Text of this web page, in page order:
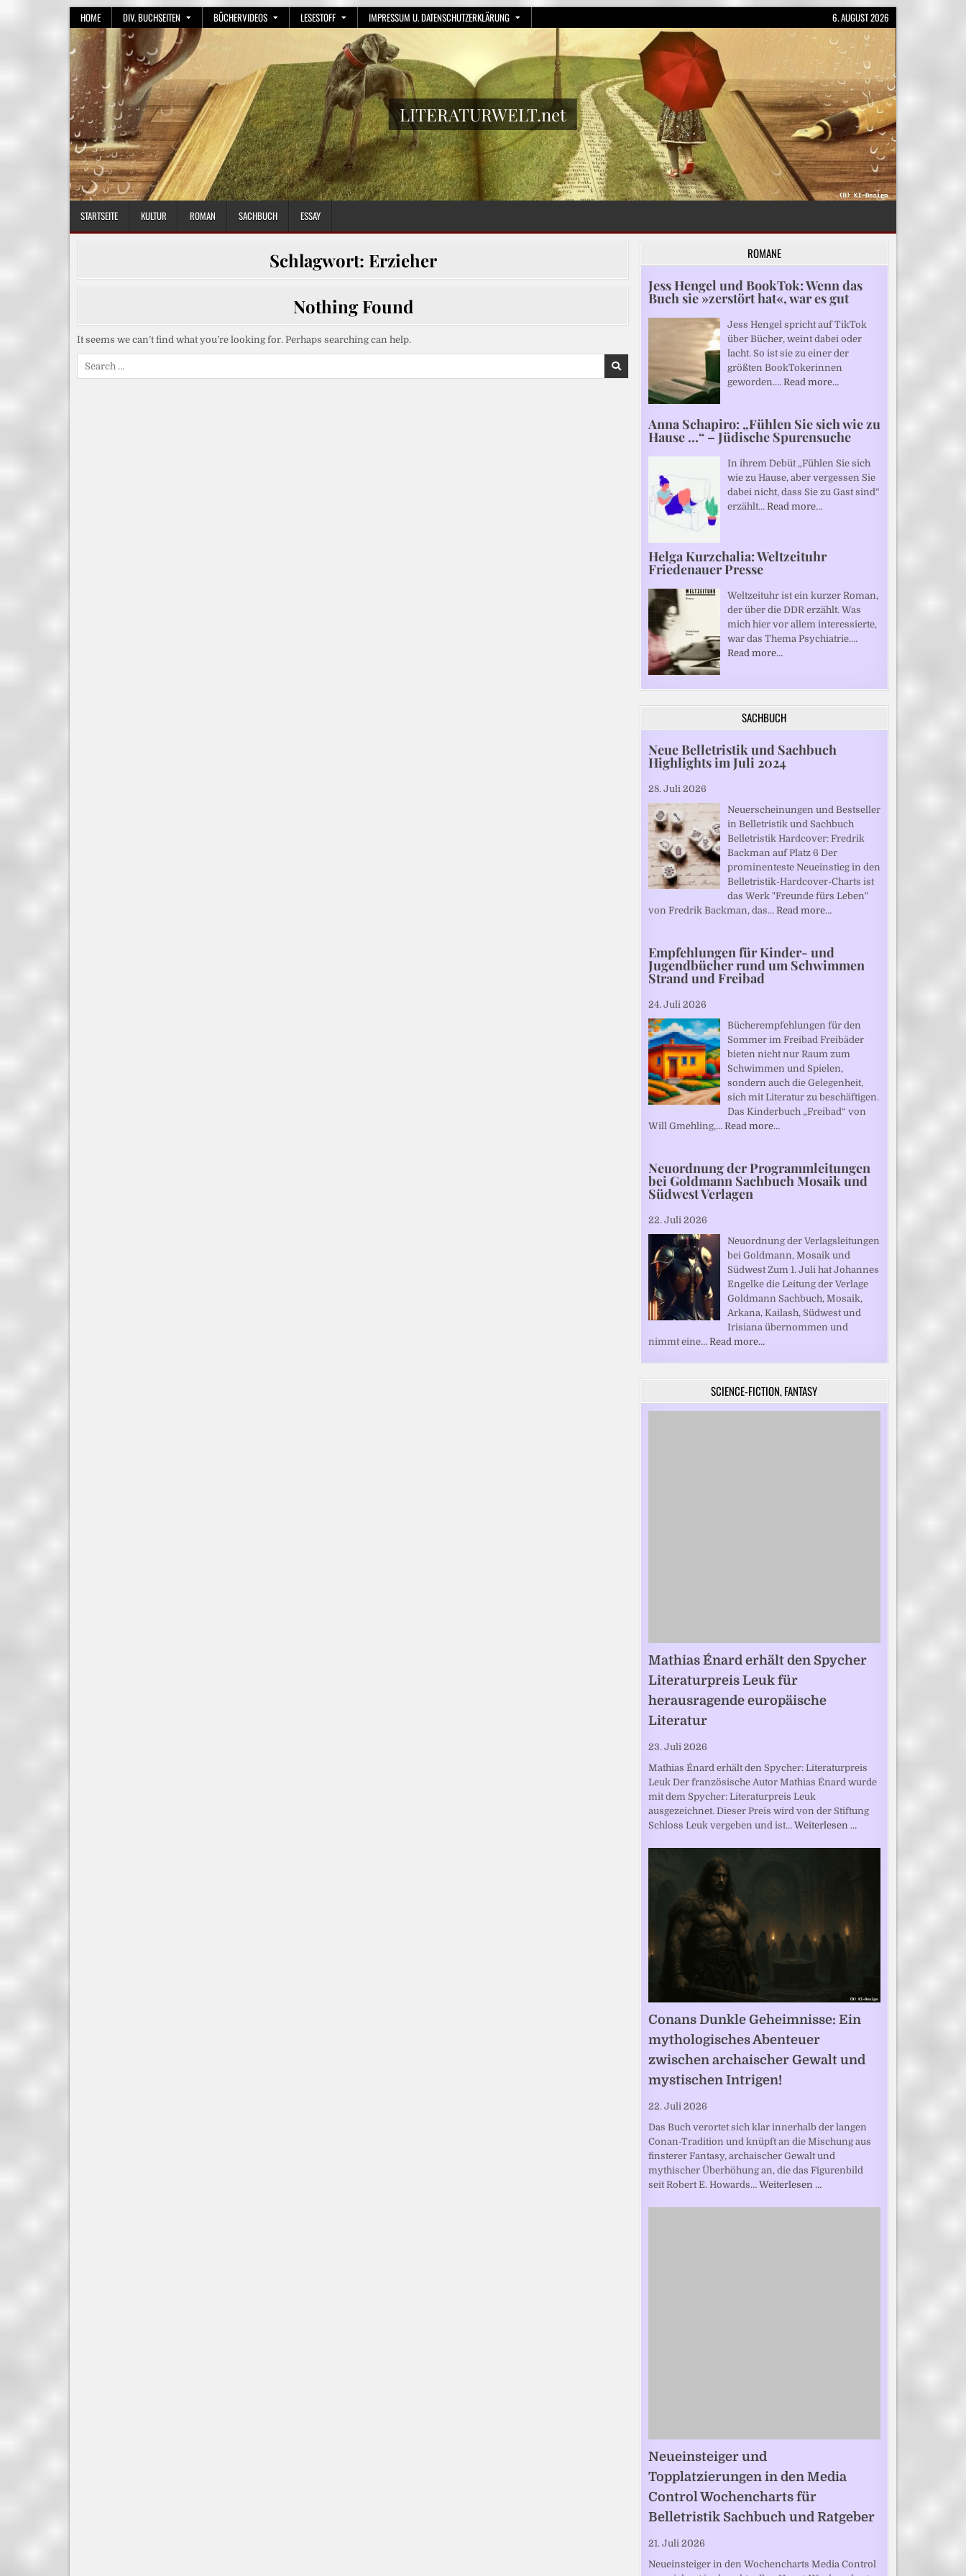
HOME DIV. BUCHSEITEN BÜCHERVIDEOS LESESTOFF IMPRESSUM U. DATENSCHUTZERKLÄRUNG 6. AUGUST 2026
LITERATURWELT.net
STARTSEITE KULTUR ROMAN SACHBUCH ESSAY
Schlagwort: Erzieher
Nothing Found
It seems we can’t find what you’re looking for. Perhaps searching can help.
ROMANE
Jess Hengel und BookTok: Wenn das
Buch sie »zerstört hat«, war es gut
Jess Hengel spricht auf TikTok
über Bücher, weint dabei oder
lacht. So ist sie zu einer der
größten BookTokerinnen
geworden.… Read more…
Anna Schapiro: „Fühlen Sie sich wie zu
Hause …“ – Jüdische Spurensuche
In ihrem Debüt „Fühlen Sie sich
wie zu Hause, aber vergessen Sie
dabei nicht, dass Sie zu Gast sind“
erzählt… Read more…
Helga Kurzchalia: Weltzeituhr
Friedenauer Presse
Weltzeituhr ist ein kurzer Roman,
der über die DDR erzählt. Was
mich hier vor allem interessierte,
war das Thema Psychiatrie.…
Read more…
SACHBUCH
Neue Belletristik und Sachbuch
Highlights im Juli 2024
28. Juli 2026
Neuerscheinungen und Bestseller
in Belletristik und Sachbuch
Belletristik Hardcover: Fredrik
Backman auf Platz 6 Der
prominenteste Neueinstieg in den
Belletristik-Hardcover-Charts ist
das Werk "Freunde fürs Leben"
von Fredrik Backman, das… Read more…
Empfehlungen für Kinder- und
Jugendbücher rund um Schwimmen
Strand und Freibad
24. Juli 2026
Bücherempfehlungen für den
Sommer im Freibad Freibäder
bieten nicht nur Raum zum
Schwimmen und Spielen,
sondern auch die Gelegenheit,
sich mit Literatur zu beschäftigen.
Das Kinderbuch „Freibad“ von
Will Gmehling,… Read more…
Neuordnung der Programmleitungen
bei Goldmann Sachbuch Mosaik und
Südwest Verlagen
22. Juli 2026
Neuordnung der Verlagsleitungen
bei Goldmann, Mosaik und
Südwest Zum 1. Juli hat Johannes
Engelke die Leitung der Verlage
Goldmann Sachbuch, Mosaik,
Arkana, Kailash, Südwest und
Irisiana übernommen und
nimmt eine… Read more…
SCIENCE-FICTION, FANTASY
Mathias Énard erhält den Spycher
Literaturpreis Leuk für
herausragende europäische
Literatur
23. Juli 2026
Mathias Énard erhält den Spycher: Literaturpreis
Leuk Der französische Autor Mathias Énard wurde
mit dem Spycher: Literaturpreis Leuk
ausgezeichnet. Dieser Preis wird von der Stiftung
Schloss Leuk vergeben und ist… Weiterlesen …
Conans Dunkle Geheimnisse: Ein
mythologisches Abenteuer
zwischen archaischer Gewalt und
mystischen Intrigen!
22. Juli 2026
Das Buch verortet sich klar innerhalb der langen
Conan-Tradition und knüpft an die Mischung aus
finsterer Fantasy, archaischer Gewalt und
mythischer Überhöhung an, die das Figurenbild
seit Robert E. Howards… Weiterlesen …
Neueinsteiger und
Topplatzierungen in den Media
Control Wochencharts für
Belletristik Sachbuch und Ratgeber
21. Juli 2026
Neueinsteiger in den Wochencharts Media Control